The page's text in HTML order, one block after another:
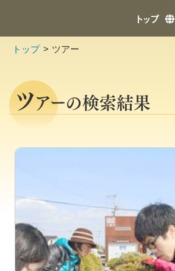
トップ
トップ ツアー
ツアーの検索結果